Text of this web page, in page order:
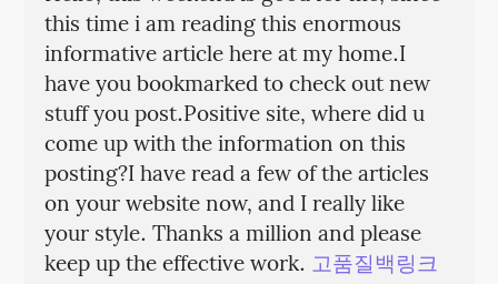
this time i am reading this enormous
informative article here at my home.I
have you bookmarked to check out new
stuff you post.Positive site, where did u
come up with the information on this
posting?I have read a few of the articles
on your website now, and I really like
your style. Thanks a million and please
keep up the effective work. 고품질백링크